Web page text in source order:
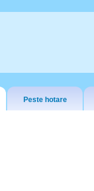
Peste hotare